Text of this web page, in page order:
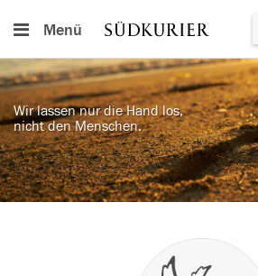
Menü
Wir lassen nur die Hand los,
nicht den Menschen.